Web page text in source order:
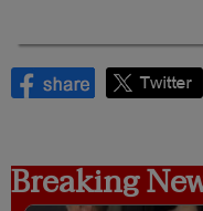
Breaking